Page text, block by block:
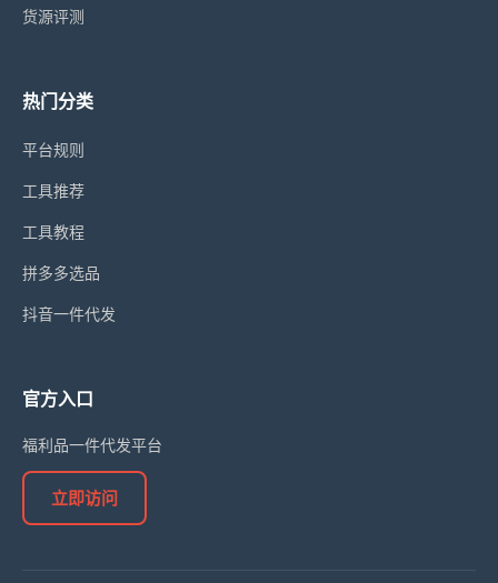
货源评测
热门分类
平台规则
工具推荐
工具教程
拼多多选品
抖音一件代发
官方入口
福利品一件代发平台
立即访问